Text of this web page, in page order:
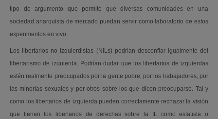
tipo de argumento que permite que diversas comunidades en una
sociedad anarquista de mercado puedan servir como laboratorio de estos
experimentos en vivo.
Los libertarios no izquierdistas (NILs) podrían desconfiar igualmente del
libertarismo de izquierda. Podrían dudar que los libertarios de izquierdas
estén realmente preocupados por la gente pobre, por los trabajadores, por
las minorías sexuales y por otros sobre los que dicen preocuparse. Tal y
como los libertarios de izquierda pueden correctamente rechazar la visión
que tienen los libertarios de derechas sobre la IL como estatista o